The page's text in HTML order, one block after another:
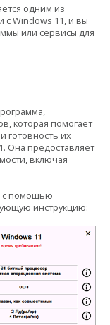
одним из
с Windows 11, и вы
или сервисы для
которая помогает
готовность их
Она предоставляет
включая
с помощью
инструкцию: